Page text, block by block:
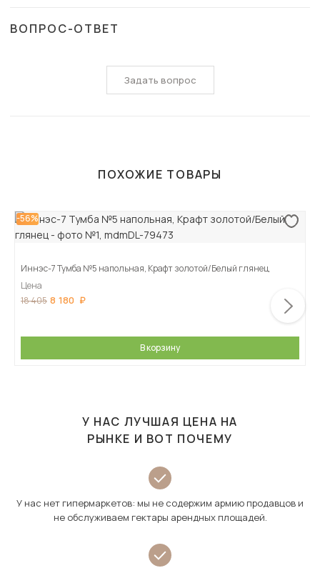
ВОПРОС-ОТВЕТ
Задать вопрос
ПОХОЖИЕ ТОВАРЫ
-56%
Иннэс-7 Тумба №5 напольная, Крафт золотой/Белый глянец
Цена
18 405 8 180
В корзину
У НАС ЛУЧШАЯ ЦЕНА НА
РЫНКЕ И ВОТ ПОЧЕМУ
У нас нет гипермаркетов: мы не содержим армию продавцов и
не обслуживаем гектары арендных площадей.